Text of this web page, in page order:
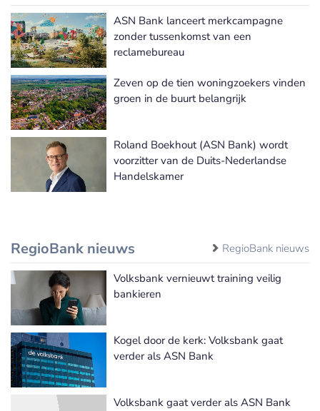
ASN Bank lanceert merkcampagne
zonder tussenkomst van een
reclamebureau
Zeven op de tien woningzoekers vinden
groen in de buurt belangrijk
Roland Boekhout (ASN Bank) wordt
voorzitter van de Duits-Nederlandse
Handelskamer
RegioBank nieuws RegioBank nieuws
Volksbank vernieuwt training veilig
bankieren
Kogel door de kerk: Volksbank gaat
verder als ASN Bank
Volksbank gaat verder als ASN Bank